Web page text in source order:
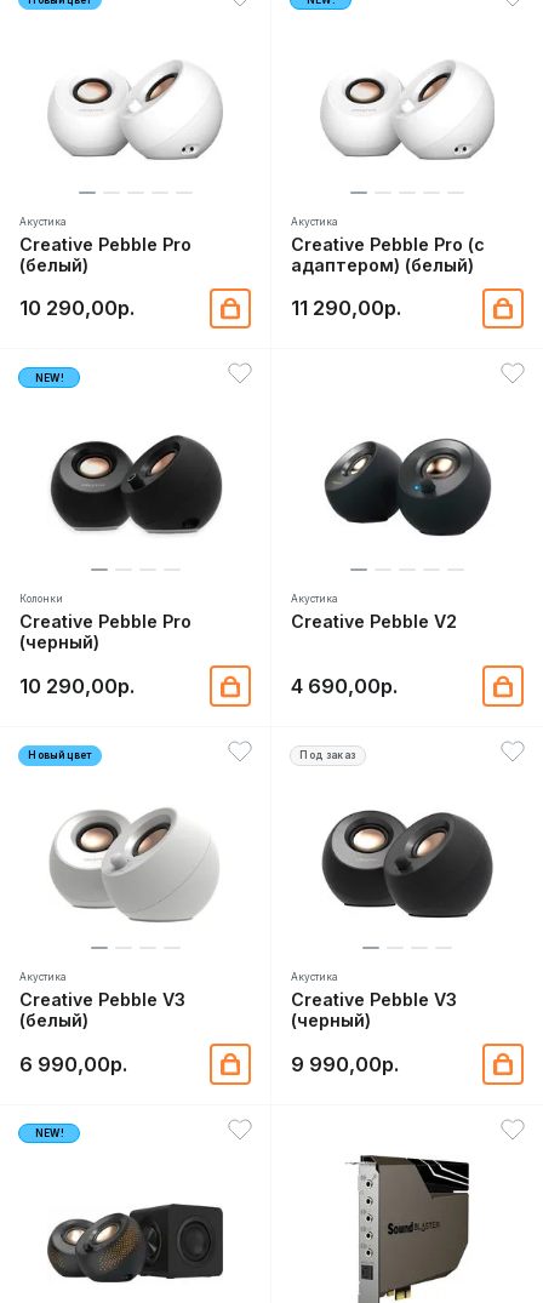
Акустика
Creative Pebble Pro
(белый)
10 290,00р.
Акустика
Creative Pebble Pro (с
адаптером) (белый)
11 290,00р.
NEW!
Колонки
Creative Pebble Pro
(черный)
10 290,00р.
Акустика
Creative Pebble V2
4 690,00р.
Новый цвет
Акустика
Creative Pebble V3
(белый)
6 990,00р.
Под заказ
Акустика
Creative Pebble V3
(черный)
9 990,00р.
NEW!